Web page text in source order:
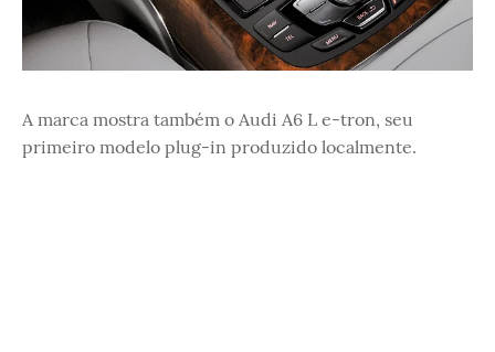
A marca mostra também o Audi A6 L e-tron, seu
primeiro modelo plug-in produzido localmente.